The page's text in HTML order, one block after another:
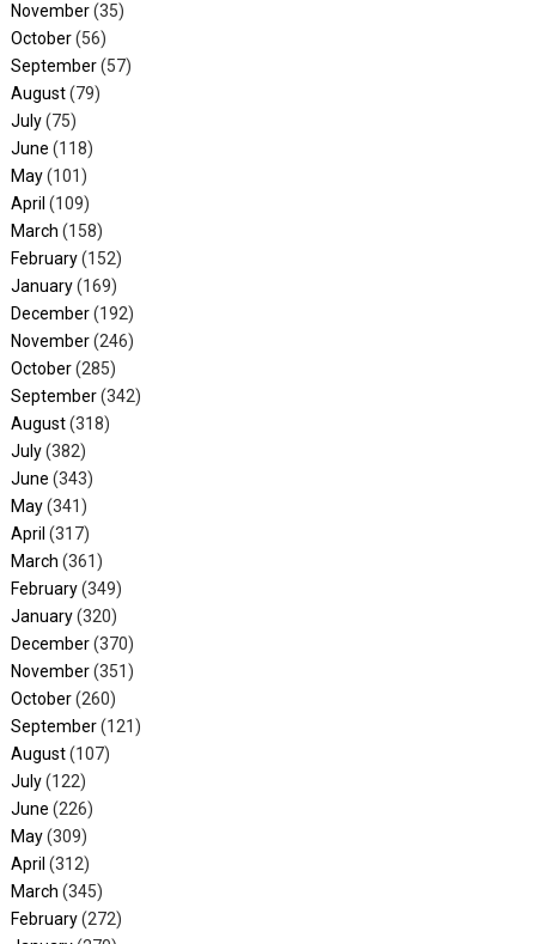
November(35)
October(56)
September(57)
August(79)
July(75)
June (118)
May(101)
April (109)
March (158)
February(152)
January(169)
December(192)
November(246)
October(285)
September(342)
August(318)
July(382)
June (343)
May(341)
April (317)
March (361)
February(349)
January(320)
December(370)
November(351)
October(260)
September(121)
August(107)
July(122)
June (226)
May(309)
April (312)
March (345)
February(272)